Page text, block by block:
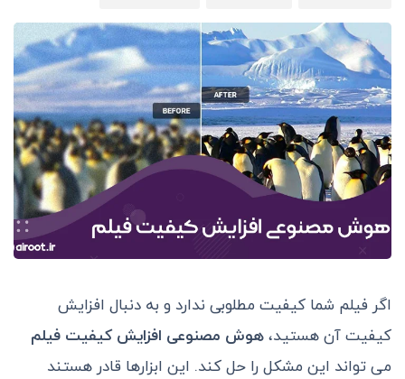
اگر فیلم شما کیفیت مطلوبی ندارد و به دنبال افزایش
کیفیت آن هستید، هوش مصنوعی افزایش کیفیت فیلم
می تواند این مشکل را حل کند. این ابزارها قادر هستند